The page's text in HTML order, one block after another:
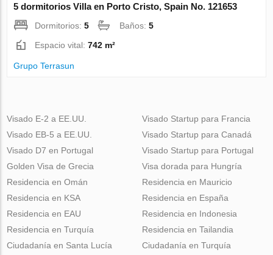
5 dormitorios Villa en Porto Cristo, Spain No. 121653
Dormitorios:5 Baños:5
Espacio vital:742 m²
Grupo Terrasun
Visado E-2 a EE.UU.
Visado EB-5 a EE.UU.
Visado D7 en Portugal
Golden Visa de Grecia
Visado Startup para Francia
Visado Startup para Canadá
Visado Startup para Portugal
Visa dorada para Hungría
Residencia en Omán
Residencia en KSA
Residencia en EAU
Residencia en Turquía
Residencia en Mauricio
Residencia en España
Residencia en Indonesia
Residencia en Tailandia
Ciudadanía en Santa Lucía
Ciudadanía en Turquía